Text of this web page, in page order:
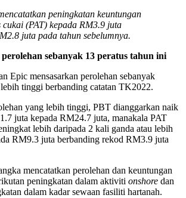
peningkatan keuntungan
cukai (PAT) kepada RM3.9 juta
juta pada tahun sebelumnya.
sebanyak 13 peratus tahun ini
Epic mensasarkan perolehan sebanyak
tinggi berbanding catatan TK2022.
yang lebih tinggi, PBT dianggarkan naik
juta kepada RM24.7 juta, manakala PAT
lebih daripada 2 kali ganda atau lebih
RM9.3 juta berbanding rekod RM3.9 juta
mencatatkan perolehan dan keuntungan
peningkatan dalam aktiviti onshore dan
dalam kadar sewaan fasiliti hartanah.